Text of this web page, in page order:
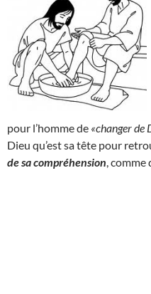
pour l’homme de «changer de
Dieu qu’est sa tête pour
de sa compréhension ,